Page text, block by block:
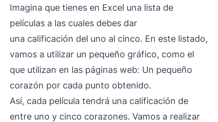
Imagina que tienes en Excel una lista de
películas a las cuales debes dar
una calificación del uno al cinco. En este listado,
vamos a utilizar un pequeño gráfico, como el
que utilizan en las páginas web: Un pequeño
corazón por cada punto obtenido.
Así, cada película tendrá una calificación de
entre uno y cinco corazones. Vamos a realizar